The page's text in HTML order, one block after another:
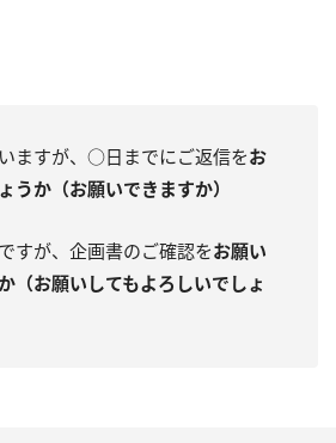
ますが、○日までにご返信をお
うか（お願いできますか）
すが、企画書のご確認をお願い
（お願いしてもよろしいでしょ